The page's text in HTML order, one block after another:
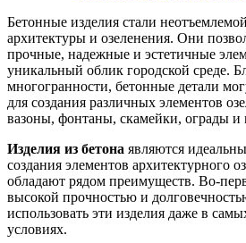
Бетонные изделия стали
архитектуры и озеленения. Они
прочные, надежные и эстетичные
уникальный облик городской среде.
многогранности, бетонные детали
для создания различных элементов
вазоны, фонтаны, скамейки, ограды и
Изделия из бетона являются
создания элементов архитектурного
обладают рядом преимуществ. Во-
высокой прочностью и
использовать эти изделия даже в
условиях.